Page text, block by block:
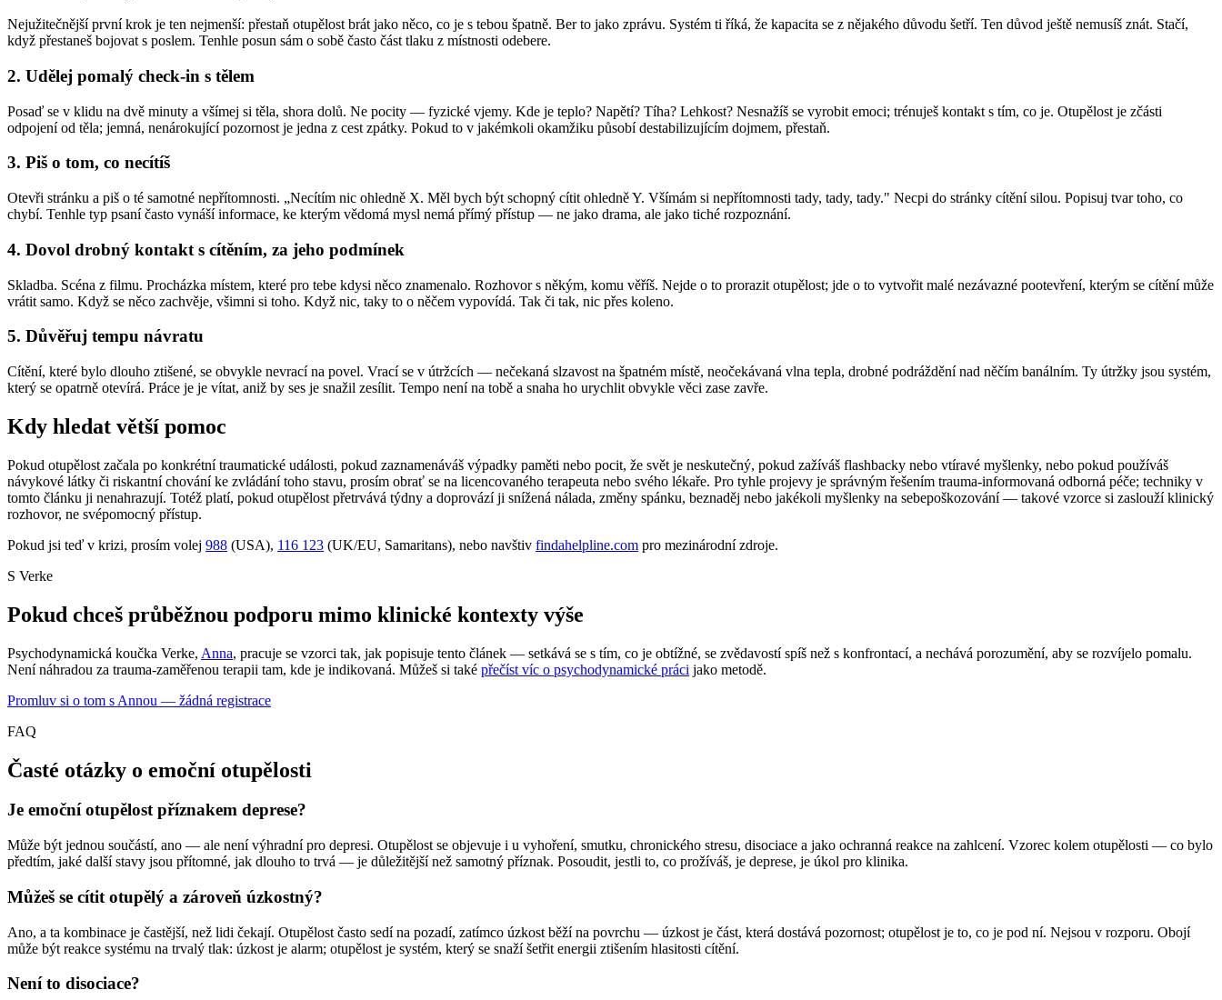
Nejužitečnější první krok je ten nejmenší: přestaň otupělost brát jako něco, co je s tebou špatně. Ber to jako zprávu. Systém ti říká, že kapacita se z nějakého důvodu šetří. Ten důvod ještě nemusíš znát. Stačí,
když přestaneš bojovat s poslem. Tenhle posun sám o sobě často část tlaku z místnosti odebere.
2. Udělej pomalý check-in s tělem
Posaď se v klidu na dvě minuty a všímej si těla, shora dolů. Ne pocity — fyzické vjemy. Kde je teplo? Napětí? Tíha? Lehkost? Nesnažíš se vyrobit emoci; trénuješ kontakt s tím, co je. Otupělost je zčásti
odpojení od těla; jemná, nenárokující pozornost je jedna z cest zpátky. Pokud to v jakémkoli okamžiku působí destabilizujícím dojmem, přestaň.
3. Piš o tom, co necítíš
Otevři stránku a piš o té samotné nepřítomnosti. „Necítím nic ohledně X. Měl bych být schopný cítit ohledně Y. Všímám si nepřítomnosti tady, tady, tady." Necpi do stránky cítění silou. Popisuj tvar toho, co
chybí. Tenhle typ psaní často vynáší informace, ke kterým vědomá mysl nemá přímý přístup — ne jako drama, ale jako tiché rozpoznání.
4. Dovol drobný kontakt s cítěním, za jeho podmínek
Skladba. Scéna z filmu. Procházka místem, které pro tebe kdysi něco znamenalo. Rozhovor s někým, komu věříš. Nejde o to prorazit otupělost; jde o to vytvořit malé nezávazné pootevření, kterým se cítění může
vrátit samo. Když se něco zachvěje, všimni si toho. Když nic, taky to o něčem vypovídá. Tak či tak, nic přes koleno.
5. Důvěřuj tempu návratu
Cítění, které bylo dlouho ztišené, se obvykle nevrací na povel. Vrací se v útržcích — nečekaná slzavost na špatném místě, neočekávaná vlna tepla, drobné podráždění nad něčím banálním. Ty útržky jsou systém,
který se opatrně otevírá. Práce je je vítat, aniž by ses je snažil zesílit. Tempo není na tobě a snaha ho urychlit obvykle věci zase zavře.
Kdy hledat větší pomoc
Pokud otupělost začala po konkrétní traumatické události, pokud zaznamenáváš výpadky paměti nebo pocit, že svět je neskutečný, pokud zažíváš flashbacky nebo vtíravé myšlenky, nebo pokud používáš
návykové látky či riskantní chování ke zvládání toho stavu, prosím obrať se na licencovaného terapeuta nebo svého lékaře. Pro tyhle projevy je správným řešením trauma-informovaná odborná péče; techniky v
tomto článku ji nenahrazují. Totéž platí, pokud otupělost přetrvává týdny a doprovází ji snížená nálada, změny spánku, beznaděj nebo jakékoli myšlenky na sebepoškozování — takové vzorce si zaslouží klinický
rozhovor, ne svépomocný přístup.
Pokud jsi teď v krizi, prosím volej 988 (USA), 116 123 (UK/EU, Samaritans), nebo navštiv findahelpline.com pro mezinárodní zdroje.
S Verke
Pokud chceš průběžnou podporu mimo klinické kontexty výše
Psychodynamická koučka Verke, Anna, pracuje se vzorci tak, jak popisuje tento článek — setkává se s tím, co je obtížné, se zvědavostí spíš než s konfrontací, a nechává porozumění, aby se rozvíjelo pomalu.
Není náhradou za trauma-zaměřenou terapii tam, kde je indikovaná. Můžeš si také přečíst víc o psychodynamické práci jako metodě.
Promluv si o tom s Annou — žádná registrace
FAQ
Časté otázky o emoční otupělosti
Je emoční otupělost příznakem deprese?
Může být jednou součástí, ano — ale není výhradní pro depresi. Otupělost se objevuje i u vyhoření, smutku, chronického stresu, disociace a jako ochranná reakce na zahlcení. Vzorec kolem otupělosti — co bylo
předtím, jaké další stavy jsou přítomné, jak dlouho to trvá — je důležitější než samotný příznak. Posoudit, jestli to, co prožíváš, je deprese, je úkol pro klinika.
Můžeš se cítit otupělý a zároveň úzkostný?
Ano, a ta kombinace je častější, než lidi čekají. Otupělost často sedí na pozadí, zatímco úzkost běží na povrchu — úzkost je část, která dostává pozornost; otupělost je to, co je pod ní. Nejsou v rozporu. Obojí
může být reakce systému na trvalý tlak: úzkost je alarm; otupělost je systém, který se snaží šetřit energii ztišením hlasitosti cítění.
Není to disociace?